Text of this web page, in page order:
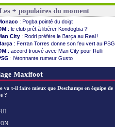
OM: un nouveau prétendant pour Højbjerg
Brest: un gardien norvégien en approche ?
OM: McCourt a versé 120 M€ en 2026
PSG: 4 retours dans le groupe face à Man Utd ...
Nice: Kevin Carlos va partir en Italie
L1: prison avec sursis requis contre un arbitre
Leganés: c'est signé pour Luca Zidane (off.)
Atletico: Ruggeri en route pour Aston Villa
Monaco: Filipe Luis soutient Biereth
PSG : Nsoki va signer en Croatie
Real: Mastantuono prêté à la Fiorentina (off.)
Man City
Palace
+ populaires du moment
: Pogba pointé du doigt
: le club prêt à libérer Kondogbia ?
City : Rodri préfère le Barça au Real !
: Ferran Torres donne son feu vert au PSG
: accord trouvé avec Man City pour Rulli
: l'étonnante rumeur Gusto
: Owori battu à mort à Kampala
Maxifoot
va t-il faire mieux que Deschamps en équipe de
?